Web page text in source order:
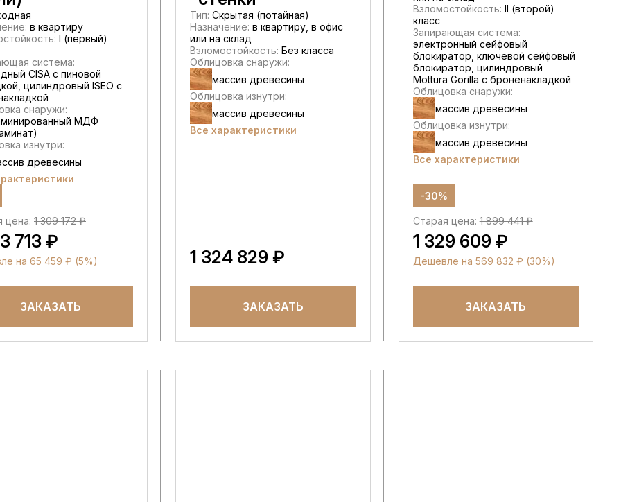
в квартиру
I (первый)
система:
CISA c пиновой
цилиндровый ISEO с
снаружи:
МДФ
изнутри:
древесины
цена: 1 309 172 ₽
713 ₽
на 65 459 ₽ (5%)
ЗАКАЗАТЬ
Тип: Скрытая (потайная)
Назначение: в квартиру, в офис
или на склад
Взломостойкость: Без класса
Облицовка снаружи:
массив древесины
Облицовка изнутри:
массив древесины
Все характеристики
1 324 829 ₽
ЗАКАЗАТЬ
Взломостойкость: II (второй)
класс
Запирающая система:
электронный сейфовый
блокиратор, ключевой сейфовый
блокиратор, цилиндровый
Mottura Gorilla с броненакладкой
Облицовка снаружи:
массив древесины
Облицовка изнутри:
массив древесины
Все характеристики
-30%
Старая цена:1 899 441 ₽
1 329 609 ₽
Дешевле на 569 832 ₽ (30%)
ЗАКАЗАТЬ